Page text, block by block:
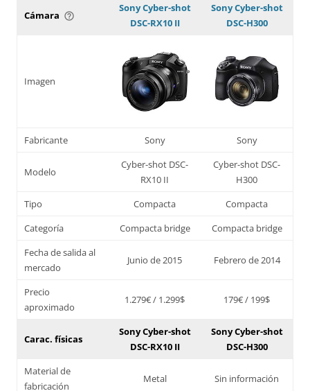
Cámara help_outline
Sony Cyber-shot
DSC-RX10 II
Sony Cyber-shot
DSC-H300
Imagen
Fabricante Sony Sony
Modelo
Cyber-shot DSC-
RX10 II
Cyber-shot DSC-
H300
Tipo
Compacta
Compacta
Categoría
Compacta bridge
Compacta bridge
Fecha de salida al
mercado
Junio de 2015 Febrero de 2014
Precio
aproximado
1.279€ / 1.299$ 179€ / 199$
Carac. físicas
Sony Cyber-shot
DSC-RX10 II
Sony Cyber-shot
DSC-H300
Material de
fabricación
Metal Sin información